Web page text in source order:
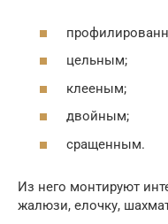
цельным;
клееным;
двойным;
сращенным.
Из него монтируют
жалюзи, елочку,